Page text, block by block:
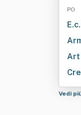
PO
Art
Vedi